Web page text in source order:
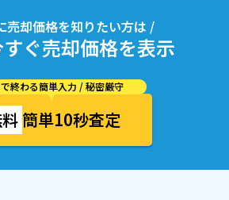
売却価格を知りたい方は /
ぐ売却価格を表示
終わる簡単入力 / 秘密厳守
簡単10秒査定